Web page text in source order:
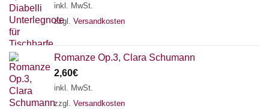
inkl. MwSt.
zzgl. Versandkosten
Romanze Op.3, Clara Schumann
2,60€
inkl. MwSt.
zzgl. Versandkosten